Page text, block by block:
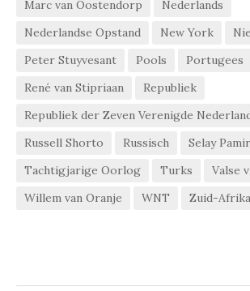
Marc van Oostendorp
Nederlands
Nederlandse Opstand
New York
Peter Stuyvesant
Pools
Portugees
René van Stipriaan
Republiek
Republiek der Zeven Verenigde
Russell Shorto
Russisch Selay Pamir
Tachtigjarige Oorlog
Turks
Valse
Willem van Oranje
WNT Zuid-Afrika